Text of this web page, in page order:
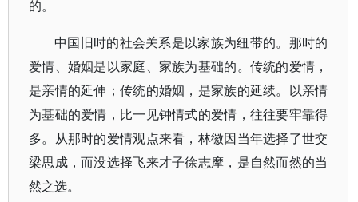
的。
中国旧时的社会关系是以家族为纽带的。那时的
爱情、婚姻是以家庭、家族为基础的。传统的爱情，
是亲情的延伸；传统的婚姻，是家族的延续。以亲情
为基础的爱情，比一见钟情式的爱情，往往要牢靠得
多。从那时的爱情观点来看，林徽因当年选择了世交
梁思成，而没选择飞来才子徐志摩，是自然而然的当
然之选。